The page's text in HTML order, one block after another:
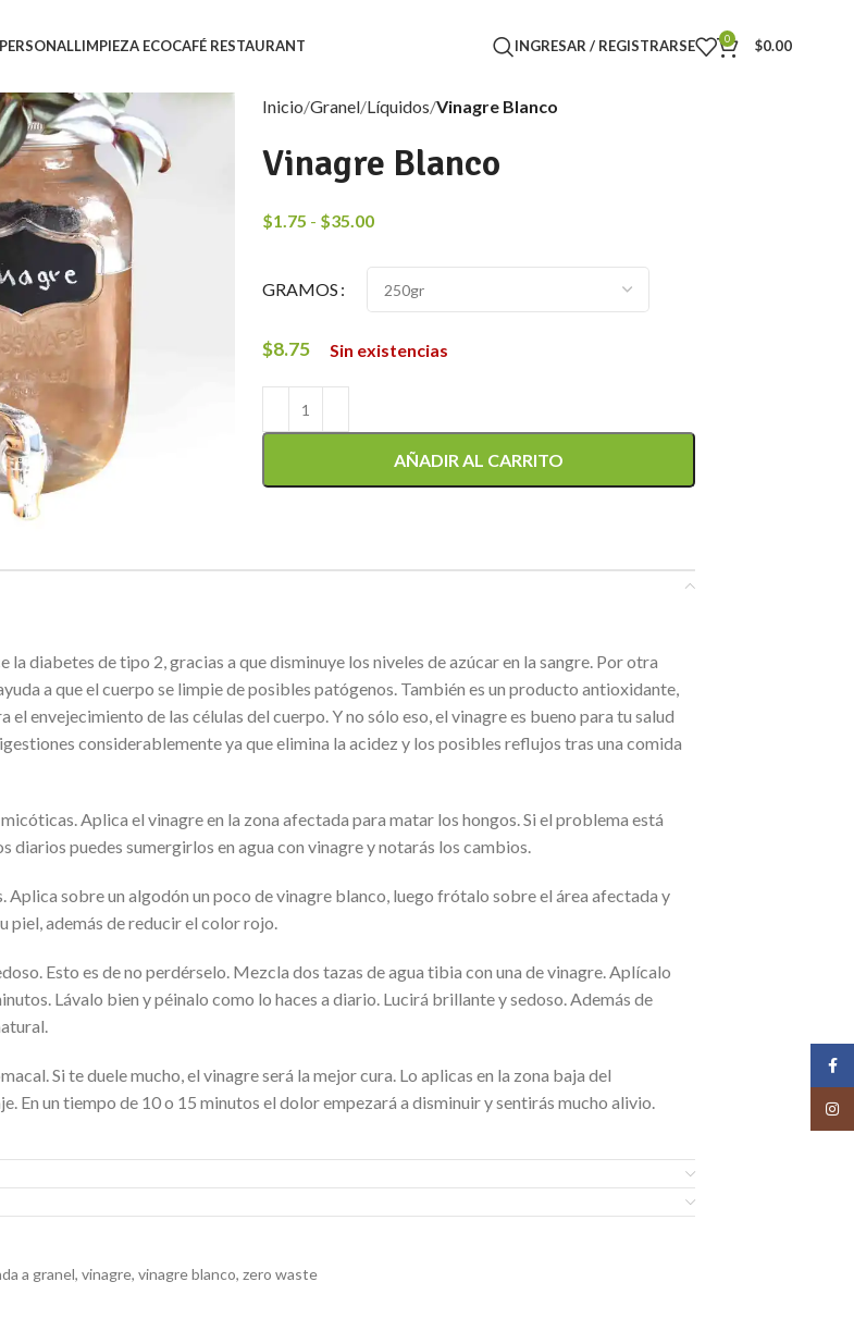
LIMPIEZA ECOCAFÉ RESTAURANT INGRESAR / REGISTRARSE 0 $0.00
Inicio Granel Líquidos Vinagre Blanco
Vinagre Blanco
$1.75 - $35.00
GRAMOS
$8.75 Sin existencias
AÑADIR AL CARRITO
la diabetes de tipo 2, gracias a que disminuye los niveles de azúcar en la sangre. Por otra
a que el cuerpo se limpie de posibles patógenos. También es un producto antioxidante,
el envejecimiento de las células del cuerpo. Y no sólo eso, el vinagre es bueno para tu salud
considerablemente ya que elimina la acidez y los posibles reflujos tras una comida
Aplica el vinagre en la zona afectada para matar los hongos. Si el problema está
diarios puedes sumergirlos en agua con vinagre y notarás los cambios.
Aplica sobre un algodón un poco de vinagre blanco, luego frótalo sobre el área afectada y
piel, además de reducir el color rojo.
Esto es de no perdérselo. Mezcla dos tazas de agua tibia con una de vinagre. Aplícalo
Lávalo bien y péinalo como lo haces a diario. Lucirá brillante y sedoso. Además de
Si te duele mucho, el vinagre será la mejor cura. Lo aplicas en la zona baja del
En un tiempo de 10 o 15 minutos el dolor empezará a disminuir y sentirás mucho alivio.
a granel,vinagre,vinagre blanco,zero waste